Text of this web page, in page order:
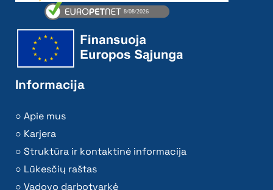
Informacija
Apie mus
Karjera
Struktūra ir kontaktinė informacija
Lūkesčių raštas
Vadovo darbotvarkė